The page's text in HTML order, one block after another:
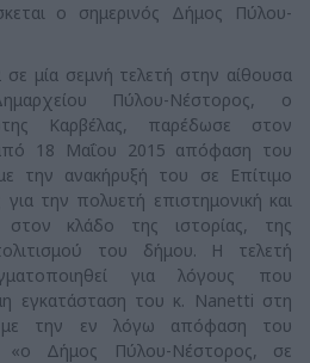
ο σημερινός Δήμος Πύλου-
σε μία σεμνή τελετή στην αίθουσα
Πύλου-Νέστορος, ο
Καρβέλας, παρέδωσε στον
18 Μαΐου 2015 απόφαση του
την ανακήρυξή του σε Επίτιμο
την πολυετή επιστημονική και
στον κλάδο της ιστορίας, της
του δήμου. Η τελετή
για λόγους που
εγκατάσταση του κ. Nanetti στη
με την εν λόγω απόφαση του
«ο Δήμος Πύλου-Νέστορος, σε